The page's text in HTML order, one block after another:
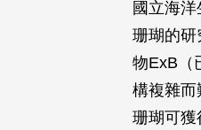
國立海
珊瑚的研
物ExB（
構複雜而
珊瑚可獲